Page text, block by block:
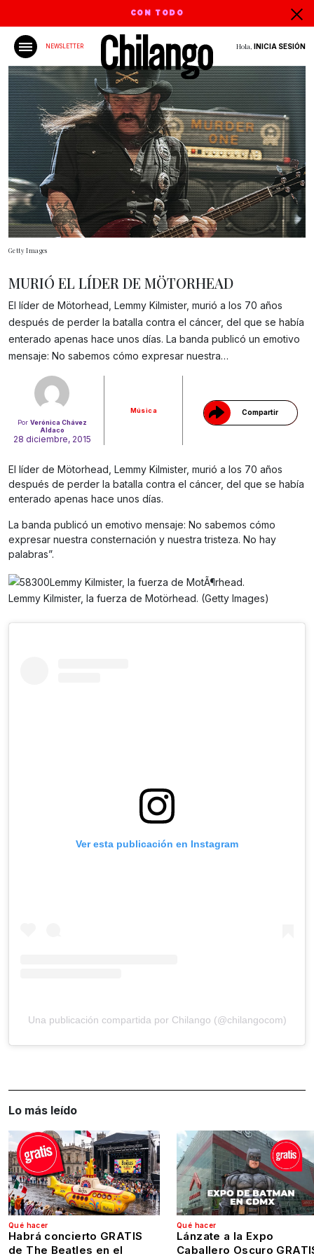
CON TODO
NEWSLETTER Hola, INICIA SESIÓN
Getty Images
Por Verónica Chávez
Aldaco
28 diciembre, 2015
Música Compartir
Gracias!
MURIÓ EL LÍDER DE MÖTORHEAD
El líder de Mötorhead, Lemmy Kilmister, murió a los 70 años
después de perder la batalla contra el cáncer, del que se había
enterado apenas hace unos días. La banda publicó un emotivo
mensaje: No sabemos cómo expresar nuestra…
El líder de Mötorhead, Lemmy Kilmister, murió a los 70 años
después de perder la batalla contra el cáncer, del que se había
enterado apenas hace unos días.
La banda publicó un emotivo mensaje: No sabemos cómo
expresar nuestra consternación y nuestra tristeza. No hay
palabras”.
Lemmy Kilmister, la fuerza de Motörhead. (Getty Images)
Ver esta publicación en Instagram
Una publicación compartida por Chilango (@chilangocom)
Lo más leído
Qué hacer
Habrá concierto GRATIS
de The Beatles en el
Qué hacer
Lánzate a la Expo
Caballero Oscuro